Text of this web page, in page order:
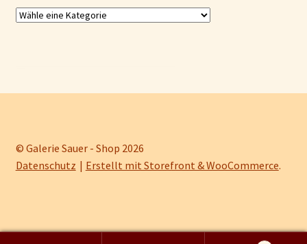
© Galerie Sauer - Shop 2026
Datenschutz
Erstellt mit Storefront & WooCommerce.